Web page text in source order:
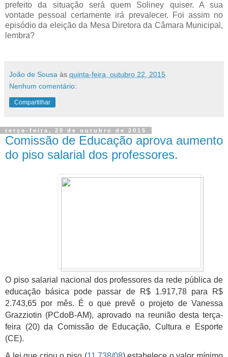
prefeito da situação será quem Soliney quiser. A sua
vontade pessoal certamente irá prevalecer. Foi assim no
episódio da eleição da Mesa Diretora da Câmara Municipal,
lembra?
João de Sousa às quinta-feira, outubro 22, 2015
Nenhum comentário:
Compartilhar
terça-feira, 20 de outubro de 2015
Comissão de Educação aprova aumento
do piso salarial dos professores.
O piso salarial nacional dos professores da rede pública de
educação básica pode passar de R$ 1.917,78 para R$
2.743,65 por mês. É o que prevê o projeto de Vanessa
Grazziotin (PCdoB-AM), aprovado na reunião desta terça-
feira (20) da Comissão de Educação, Cultura e Esporte
(CE).